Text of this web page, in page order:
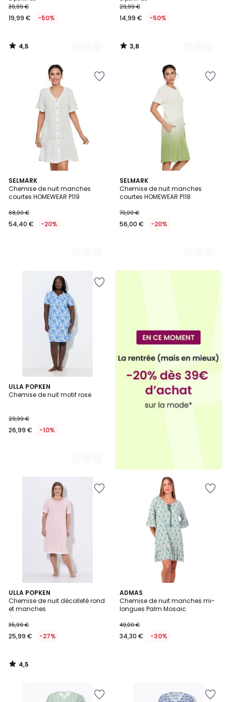
à
partir
19,99
€
réduction
appliquée.
39,99 €
19,99 € -50%
4,5
/
29,99 €
14,99 € -50%
3,8
/
SELMARK
Chemise de nuit manches
courtes HOMEWEAR P119
68,00 €
54,40 € -20%
2
Couleurs
SELMARK
Chemise de nuit manches
courtes HOMEWEAR P118
70,00 €
56,00 € -20%
2
Couleurs
ULLA POPKEN
Chemise de nuit motif rose
29,99 €
26,99 € -10%
2
Couleurs
ULLA POPKEN
Chemise de nuit décolleté rond
et manches
35,99 €
25,99 € -27%
4,5
/ 5
4,5
/
ADMAS
Chemise de nuit manches mi-
longues Palm Mosaic
49,00 €
34,30 € -30%